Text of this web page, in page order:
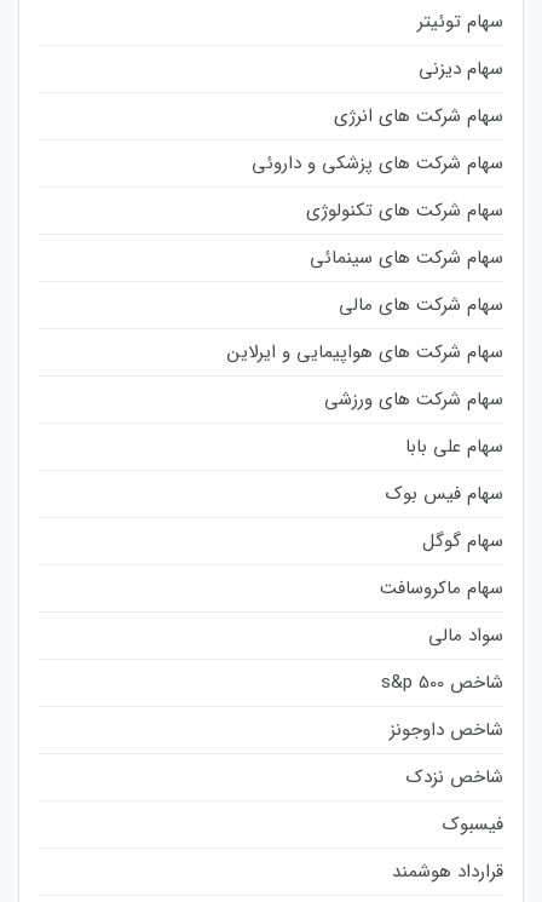
سهام توئیتر
سهام دیزنی
سهام شرکت های انرژی
سهام شرکت های پزشکی و داروئی
سهام شرکت های تکنولوژی
سهام شرکت های سینمائی
سهام شرکت های مالی
سهام شرکت های هواپیمایی و ایرلاین
سهام شرکت های ورزشی
سهام علی بابا
سهام فیس بوک
سهام گوگل
سهام ماکروسافت
سواد مالی
شاخص s&p 500
شاخص داوجونز
شاخص نزدک
فیسبوک
قرارداد هوشمند